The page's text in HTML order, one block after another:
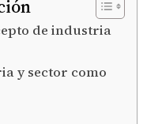
de industria
y sector como